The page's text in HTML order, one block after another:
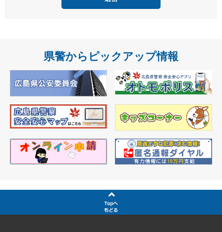
県警からピックアップ情報